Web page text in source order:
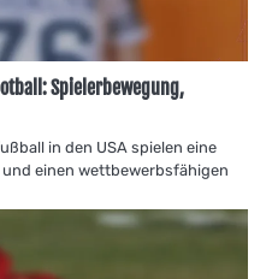
Spielerbewegung,
in den USA spielen eine
einen wettbewerbsfähigen